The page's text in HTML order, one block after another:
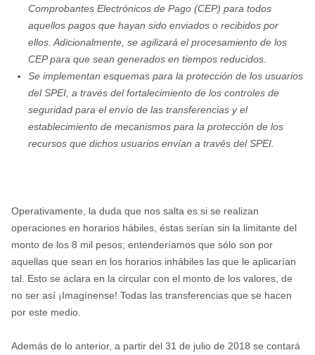
Comprobantes Electrónicos de Pago (CEP) para todos
aquellos pagos que hayan sido enviados o recibidos por
ellos. Adicionalmente, se agilizará el procesamiento de los
CEP para que sean generados en tiempos reducidos.
Se implementan esquemas para la protección de los usuarios
del SPEI, a través del fortalecimiento de los controles de
seguridad para el envío de las transferencias y el
establecimiento de mecanismos para la protección de los
recursos que dichos usuarios envían a través del SPEI.
Operativamente, la duda que nos salta es si se realizan
operaciones en horarios hábiles, éstas serían sin la limitante del
monto de los 8 mil pesos; entenderíamos que sólo son por
aquellas que sean en los horarios inhábiles las que le aplicarían
tal. Esto se aclara en la circular con el monto de los valores, de
no ser así ¡Imagínense! Todas las transferencias que se hacen
por este medio.
Además de lo anterior, a partir del 31 de julio de 2018 se contará